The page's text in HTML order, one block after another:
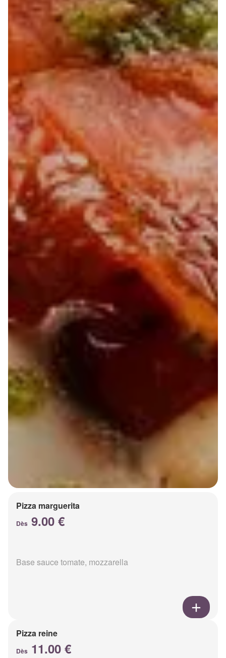
Pizza marguerita
Dès 9.00 €
Base sauce tomate, mozzarella
Pizza reine
Dès 11.00 €